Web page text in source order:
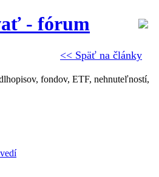
<< Späť na články
- fórum
fondov, ETF, nehnuteľností,